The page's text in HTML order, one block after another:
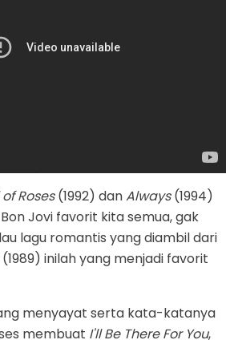
Roses(1992) danAlways(1994)
Jovi favorit kita semua, gak
lagu romantis yang diambil dari
inilah yang menjadi favorit
menyayat serta kata-katanya
membuat I'll Be There For You,